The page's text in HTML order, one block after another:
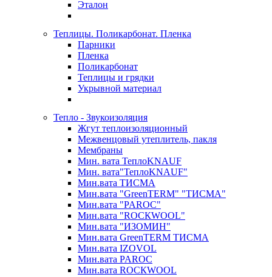
Эталон
Теплицы. Поликарбонат. Пленка
Парники
Пленка
Поликарбонат
Теплицы и грядки
Укрывной материал
Тепло - Звукоизоляция
Жгут теплоизоляционный
Межвенцовый утеплитель, пакля
Мембраны
Мин. вата ТеплоKNAUF
Мин. вата"ТеплоKNAUF"
Мин.вата ТИСМА
Мин.вата "GreenTERM" "ТИСМА"
Мин.вата "PAROC"
Мин.вата "ROCКWOOL"
Мин.вата "ИЗОМИН"
Мин.вата GreenTERM ТИСМА
Мин.вата IZOVOL
Мин.вата PAROC
Мин.вата ROCКWOOL